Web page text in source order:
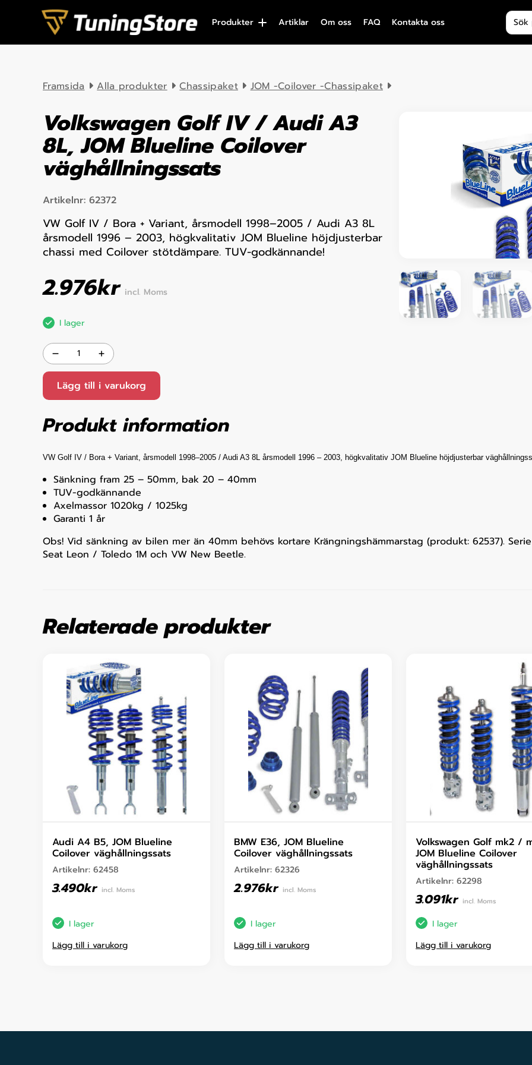
Skip to content
Produkter Artiklar Om oss FAQ Kontakta oss
Framsida Alla produkter Chassipaket JOM -Coilover -Chassipaket
Volkswagen Golf IV / Audi A3
8L, JOM Blueline Coilover
väghållningssats
Artikelnr: 62372
VW Golf IV / Bora + Variant, årsmodell 1998–2005 / Audi A3 8L
årsmodell 1996 – 2003, högkvalitativ JOM Blueline höjdjusterbar
chassi med Coilover stötdämpare. TUV-godkännande!
2.976kr incl. Moms
I lager
Lägg till i varukorg
Produkt information
VW Golf IV / Bora + Variant, årsmodell 1998–2005 / Audi A3 8L årsmodell 1996 – 2003, högkvalitativ JOM Blueline höjdjusterbar
Sänkning fram 25 – 50mm, bak 20 – 40mm
TUV-godkännande
Axelmassor 1020kg / 1025kg
Garanti 1 år
Obs! Vid sänkning av bilen mer än 40mm behövs kortare Krängningshämmarstag (produkt: 62537).
Seat Leon / Toledo 1M och VW New Beetle.
Relaterade produkter
Audi A4 B5, JOM Blueline
Coilover väghållningssats
Artikelnr: 62458
3.490kr incl. Moms
I lager
Lägg till i varukorg
BMW E36, JOM Blueline
Coilover väghållningssats
Artikelnr: 62326
2.976kr incl. Moms
I lager
Lägg till i varukorg
Volkswagen Golf mk2 /
JOM Blueline Coilover
väghållningssats
Artikelnr: 62298
3.091kr incl. Moms
I lager
Lägg till i varukorg